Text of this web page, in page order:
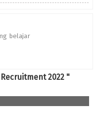
belajar
Recruitment 2022 "